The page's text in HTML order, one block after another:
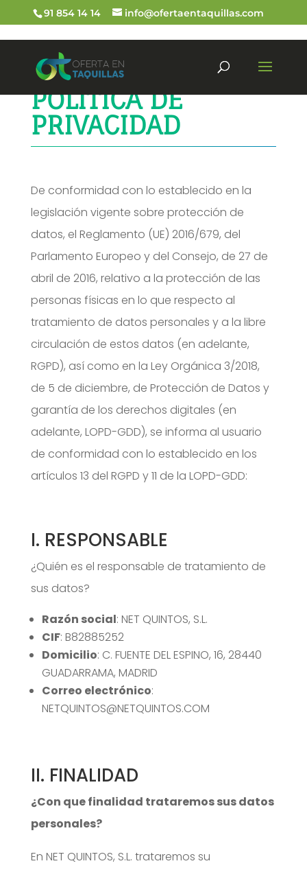
91 854 14 14 info@ofertaentaquillas.com
POLÍTICA DE
PRIVACIDAD
De conformidad con lo establecido en la
legislación vigente sobre protección de
datos, el Reglamento (UE) 2016/679, del
Parlamento Europeo y del Consejo, de 27 de
abril de 2016, relativo a la protección de las
personas físicas en lo que respecto al
tratamiento de datos personales y a la libre
circulación de estos datos (en adelante,
RGPD), así como en la Ley Orgánica 3/2018,
de 5 de diciembre, de Protección de Datos y
garantía de los derechos digitales (en
adelante, LOPD-GDD), se informa al usuario
de conformidad con lo establecido en los
artículos 13 del RGPD y 11 de la LOPD-GDD:
I. RESPONSABLE
¿Quién es el responsable de tratamiento de
sus datos?
Razón social: NET QUINTOS, S.L.
CIF: B82885252
Domicilio: C. FUENTE DEL ESPINO, 16, 28440
GUADARRAMA, MADRID
Correo electrónico:
NETQUINTOS@NETQUINTOS.COM
II. FINALIDAD
¿Con que finalidad trataremos sus datos
personales?
En NET QUINTOS, S.L. trataremos su